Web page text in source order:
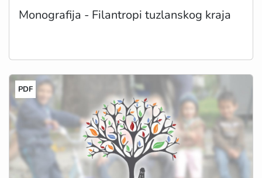
Monografija - Filantropi tuzlanskog kraja
PDF